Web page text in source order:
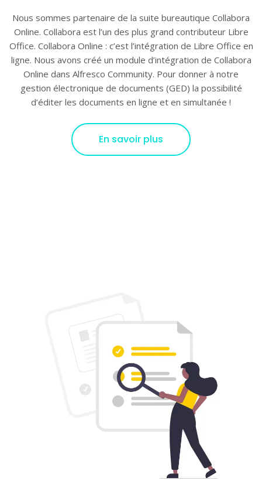
Nous sommes partenaire de la suite bureautique Collabora
Online. Collabora est l’un des plus grand contributeur Libre
Office. Collabora Online : c’est l’intégration de Libre Office en
ligne. Nous avons créé un module d’intégration de Collabora
Online dans Alfresco Community. Pour donner à notre
gestion électronique de documents (GED) la possibilité
d’éditer les documents en ligne et en simultanée !
En savoir plus